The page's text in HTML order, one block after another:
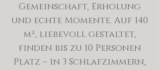
Gemeinschaft, Erholung
und echte Momente. Auf 140
m², liebevoll gestaltet,
finden bis zu 10 Personen
Platz – in 3 Schlafzimmern,